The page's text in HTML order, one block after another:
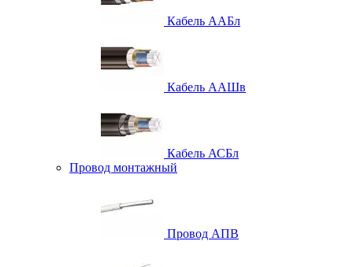
Кабель ААБл
Кабель ААШв
Кабель АСБл
Провод монтажный
Провод АПВ